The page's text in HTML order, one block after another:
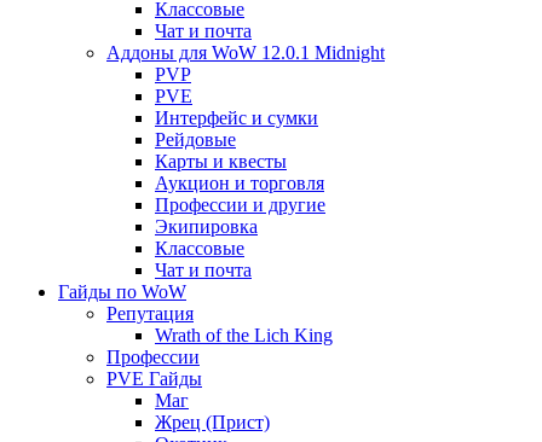
Классовые
Чат и почта
Аддоны для WoW 12.0.1 Midnight
PVP
PVE
Интерфейс и сумки
Рейдовые
Карты и квесты
Аукцион и торговля
Профессии и другие
Экипировка
Классовые
Чат и почта
Гайды по WoW
Репутация
Wrath of the Lich King
Профессии
PVE Гайды
Маг
Жрец (Прист)